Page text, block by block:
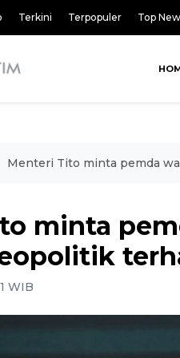
Terkini Terpopuler Top
Menteri Tito minta pemda
minta
WIB